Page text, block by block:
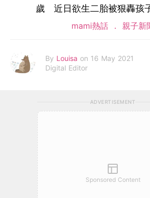
歲 近日欲生二胎被狠轟孩
mami熱話 親子新
By Louisa on 16 May 2021
Digital Editor
ADVERTISEMENT
Sponsored Content